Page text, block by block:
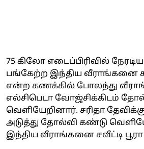
75 கிலோ எடைப்பிரிவில்
பங்கேற்ற இந்திய வீராங்கனை
என்ற கணக்கில் போலந்து
எல்சிபெடா வோஜ்சிக்கிடம்
வெளியேறினார். சரிதா
அடுத்து தோல்வி கண்டு
இந்திய வீராங்கனை சவீட்டி